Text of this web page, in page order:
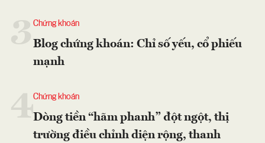
Chứng khoán
Blog chứng khoán: Chỉ số yếu, cổ phiếu
mạnh
4Chứng khoán
Dòng tiền “hãm phanh” đột ngột, thị
trường điều chỉnh diện rộng, thanh